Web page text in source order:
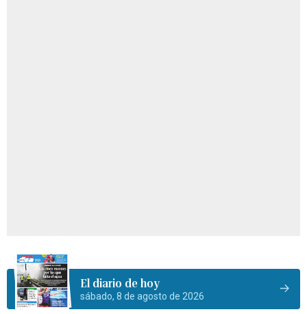
El diario de hoy
sábado, 8 de agosto de 2026